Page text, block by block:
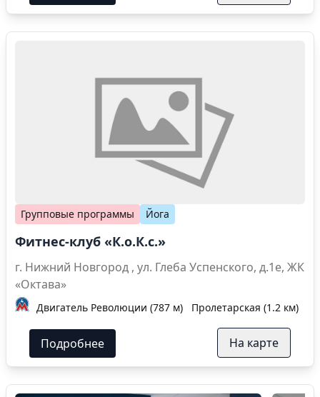
Групповые программы Йога
Фитнес-клуб «К.о.К.с.»
г. Нижний Новгород , ул. Глеба Успенского, д.1е, ЖК
«Октава»
Двигатель Революции (787 м) Пролетарская (1.2 км)
Подробнее На карте